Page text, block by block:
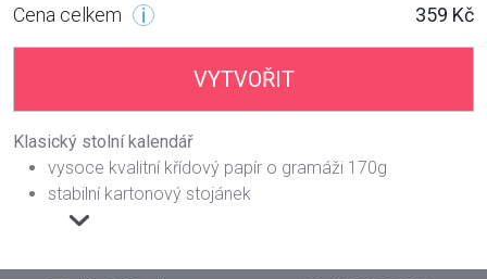
Cena celkem
359 Kč
VYTVOŘIT
Klasický stolní kalendář
vysoce kvalitní křídový papír o gramáži 170g
stabilní kartonový stojánek